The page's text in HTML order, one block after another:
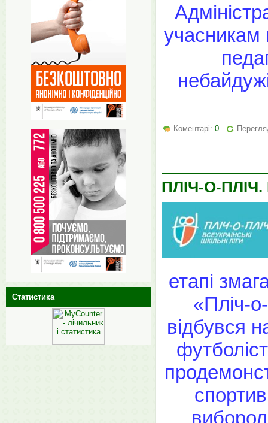
учасникам
Коментарі: 0
ПЛІЧ-О-ПЛІЧ.
етапі
«Пліч-
відбувся
Статистика